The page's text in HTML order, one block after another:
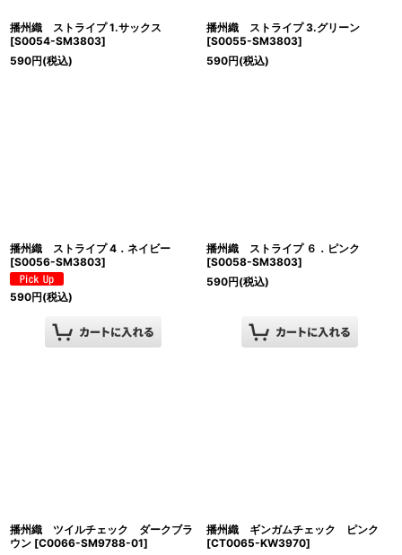
播州織 ストライプ 1.サックス
[S0054-SM3803]
590円(税込)
播州織 ストライプ 3.グリーン
[S0055-SM3803]
590円(税込)
播州織 ストライプ 4．ネイビー
[S0056-SM3803]
590円(税込)
播州織 ストライプ ６．ピンク
[S0058-SM3803]
590円(税込)
播州織 ツイルチェック ダークブラ
ウン [C0066-SM9788-01]
播州織 ギンガムチェック ピンク
[CT0065-KW3970]